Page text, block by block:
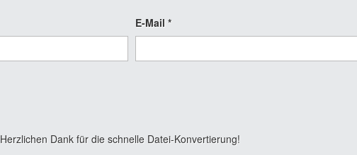
E-Mail *
Herzlichen Dank für die schnelle Datei-Konvertierung!